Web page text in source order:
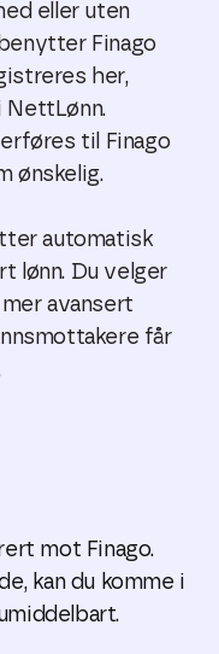
eller uten
Finago
her,
NettLønn.
til Finago
ønskelig.
automatisk
lønn. Du velger
avansert
får
mot Finago.
kan du komme i